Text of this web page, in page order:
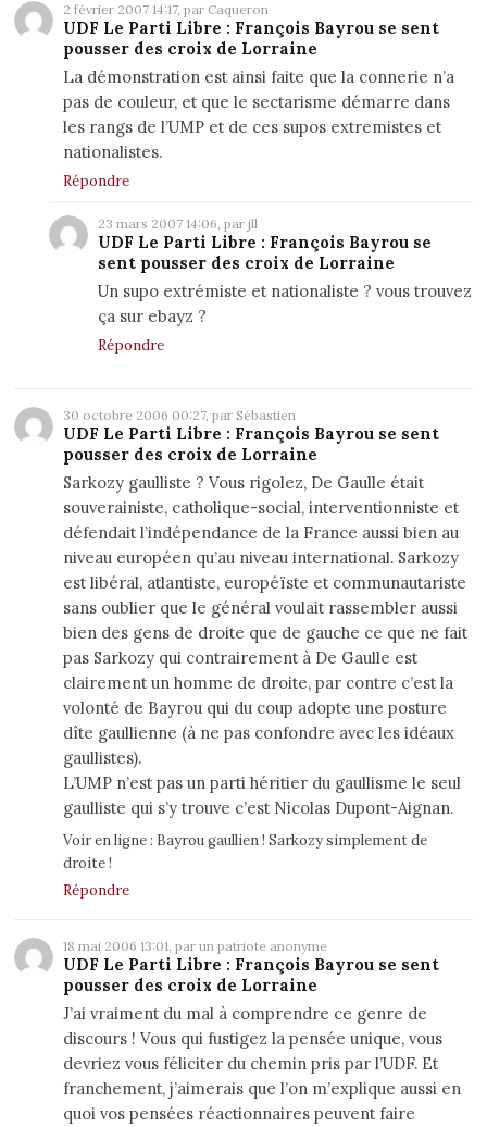
2 février 2007 14:17, par Caqueron
UDF Le Parti Libre : François Bayrou se sent
pousser des croix de Lorraine
La démonstration est ainsi faite que la connerie n’a
pas de couleur, et que le sectarisme démarre dans
les rangs de l’UMP et de ces supos extremistes et
nationalistes.
Répondre
23 mars 2007 14:06, par jll
UDF Le Parti Libre : François Bayrou se
sent pousser des croix de Lorraine
Un supo extrémiste et nationaliste ? vous trouvez
ça sur ebayz ?
Répondre
30 octobre 2006 00:27, par Sébastien
UDF Le Parti Libre : François Bayrou se sent
pousser des croix de Lorraine
Sarkozy gaulliste ? Vous rigolez, De Gaulle était
souverainiste, catholique-social, interventionniste et
défendait l’indépendance de la France aussi bien au
niveau européen qu’au niveau international. Sarkozy
est libéral, atlantiste, européïste et communautariste
sans oublier que le général voulait rassembler aussi
bien des gens de droite que de gauche ce que ne fait
pas Sarkozy qui contrairement à De Gaulle est
clairement un homme de droite, par contre c’est la
volonté de Bayrou qui du coup adopte une posture
dîte gaullienne (à ne pas confondre avec les idéaux
gaullistes).
L’UMP n’est pas un parti héritier du gaullisme le seul
gaulliste qui s’y trouve c’est Nicolas Dupont-Aignan.
Voir en ligne : Bayrou gaullien ! Sarkozy simplement de
droite !
Répondre
18 mai 2006 13:01, par un patriote anonyme
UDF Le Parti Libre : François Bayrou se sent
pousser des croix de Lorraine
J’ai vraiment du mal à comprendre ce genre de
discours ! Vous qui fustigez la pensée unique, vous
devriez vous féliciter du chemin pris par l’UDF. Et
franchement, j’aimerais que l’on m’explique aussi en
quoi vos pensées réactionnaires peuvent faire